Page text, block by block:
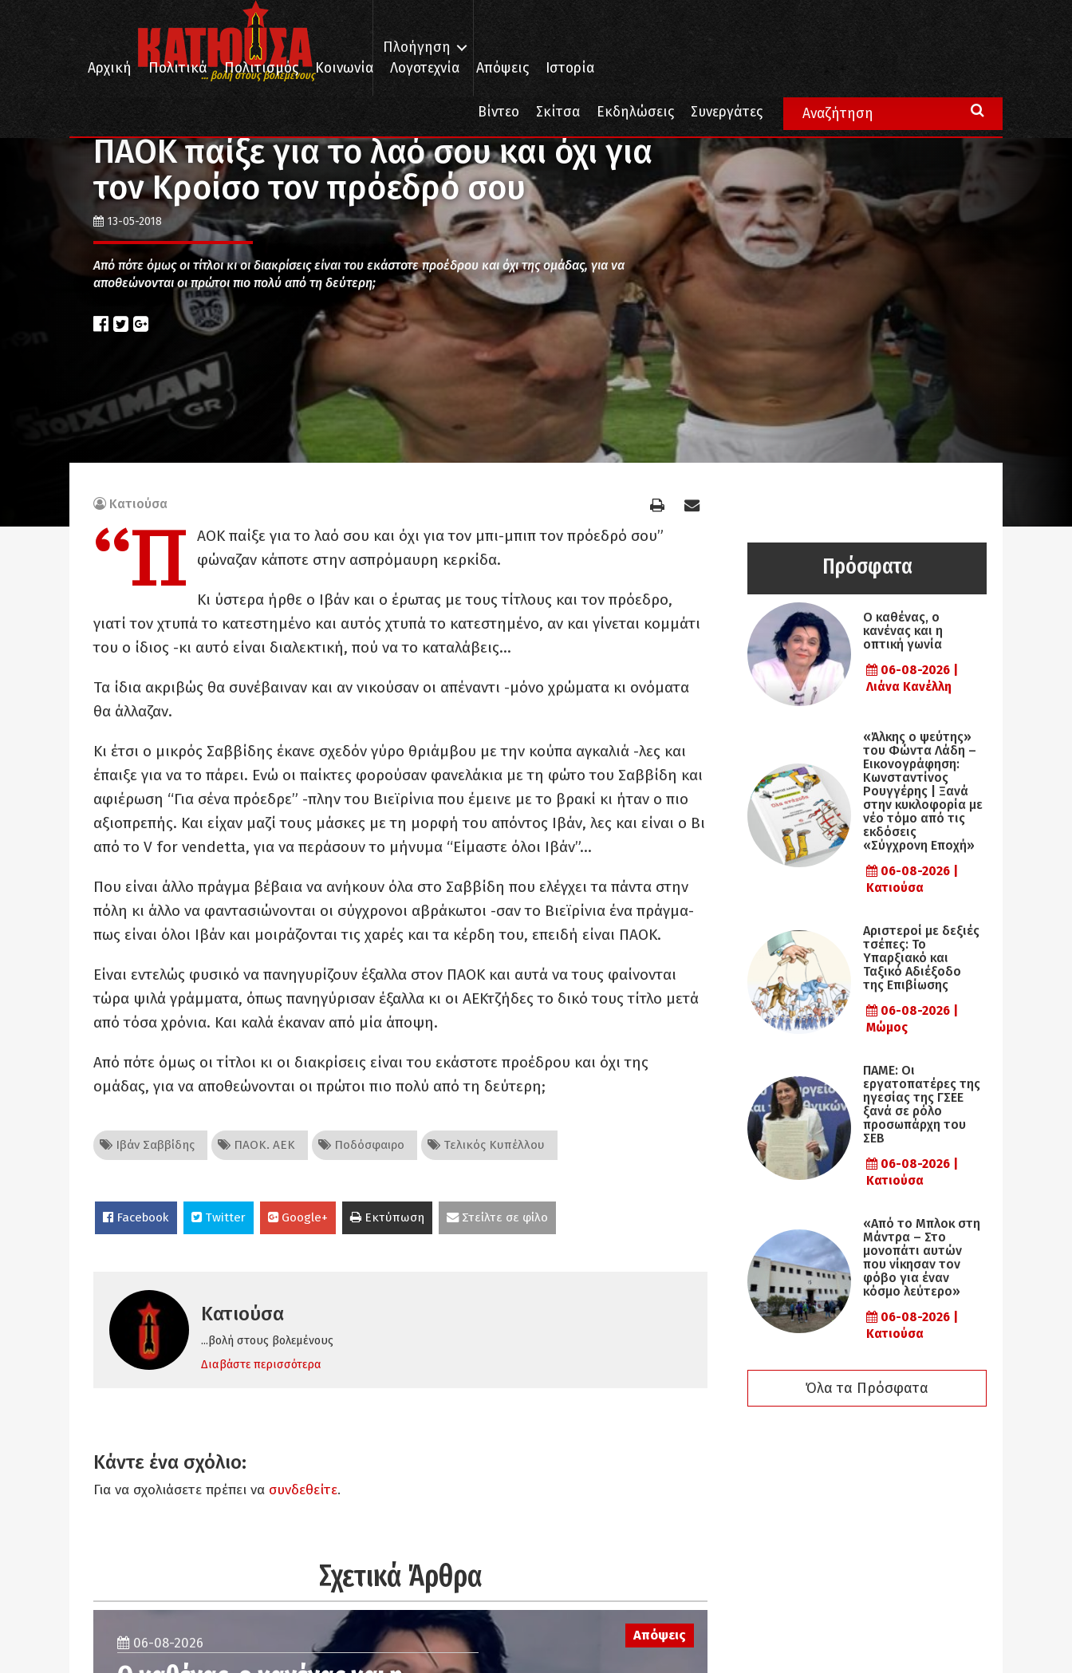
... βολή στους βολεμένους
Πλοήγηση
Αρχική
Πολιτικά Πολιτισμός Κοινωνία Λογοτεχνία Απόψεις Ιστορία
Βίντεο Σκίτσα Εκδηλώσεις Συνεργάτες
Απόψεις ΠΑΟΚ παίξε για το λαό σου και όχι για τον Κροίσο τον πρόεδρό σου
ΠΑΟΚ παίξε για το λαό σου και όχι για
τον Κροίσο τον πρόεδρό σου
13-05-2018
Από πότε όμως οι τίτλοι κι οι διακρίσεις είναι του εκάστοτε προέδρου και όχι της ομάδας, για να
αποθεώνονται οι πρώτοι πιο πολύ από τη δεύτερη;
Κατιούσα
“Π
ΑΟΚ παίξε για το λαό σου και όχι για τον μπι-μπιπ τον πρόεδρό σου”
φώναζαν κάποτε στην ασπρόμαυρη κερκίδα.
Κι ύστερα ήρθε ο Ιβάν και ο έρωτας με τους τίτλους και τον πρόεδρο,
γιατί τον χτυπά το κατεστημένο και αυτός χτυπά το κατεστημένο, αν και γίνεται κομμάτι
του ο ίδιος -κι αυτό είναι διαλεκτική, πού να το καταλάβεις…
Τα ίδια ακριβώς θα συνέβαιναν και αν νικούσαν οι απέναντι -μόνο χρώματα κι ονόματα
θα άλλαζαν.
Κι έτσι ο μικρός Σαββίδης έκανε σχεδόν γύρο θριάμβου με την κούπα αγκαλιά -λες και
έπαιξε για να το πάρει. Ενώ οι παίκτες φορούσαν φανελάκια με τη φώτο του Σαββίδη και
αφιέρωση “Για σένα πρόεδρε” -πλην του Βιεϊρίνια που έμεινε με το βρακί κι ήταν ο πιο
αξιοπρεπής. Και είχαν μαζί τους μάσκες με τη μορφή του απόντος Ιβάν, λες και είναι ο Βι
από το V for vendetta, για να περάσουν το μήνυμα “Είμαστε όλοι Ιβάν”…
Που είναι άλλο πράγμα βέβαια να ανήκουν όλα στο Σαββίδη που ελέγχει τα πάντα στην
πόλη κι άλλο να φαντασιώνονται οι σύγχρονοι αβράκωτοι -σαν το Βιεϊρίνια ένα πράγμα-
πως είναι όλοι Ιβάν και μοιράζονται τις χαρές και τα κέρδη του, επειδή είναι ΠΑΟΚ.
Είναι εντελώς φυσικό να πανηγυρίζουν έξαλλα στον ΠΑΟΚ και αυτά να τους φαίνονται
τώρα ψιλά γράμματα, όπως πανηγύρισαν έξαλλα κι οι ΑΕΚτζήδες το δικό τους τίτλο μετά
από τόσα χρόνια. Και καλά έκαναν από μία άποψη.
Από πότε όμως οι τίτλοι κι οι διακρίσεις είναι του εκάστοτε προέδρου και όχι της
ομάδας, για να αποθεώνονται οι πρώτοι πιο πολύ από τη δεύτερη;
Ιβάν Σαββίδης ΠΑΟΚ. ΑΕΚ Ποδόσφαιρο Τελικός Κυπέλλου
Facebook Twitter Google+ Εκτύπωση Στείλτε σε φίλο
Κατιούσα
...βολή στους βολεμένους
Διαβάστε περισσότερα
Κάντε ένα σχόλιο:
Για να σχολιάσετε πρέπει να συνδεθείτε.
Σχετικά Άρθρα
Απόψεις
06-08-2026
Πρόσφατα
Ο καθένας, ο
κανένας και η
οπτική γωνία
06-08-2026 |
Λιάνα Κανέλλη
«Άλκης ο ψεύτης»
του Φώντα Λάδη –
Εικονογράφηση:
Κωνσταντίνος
Ρουγγέρης | Ξανά
στην κυκλοφορία με
νέο τόμο από τις
εκδόσεις
«Σύγχρονη Εποχή»
06-08-2026 |
Κατιούσα
Αριστεροί με δεξιές
τσέπες: Το
Υπαρξιακό και
Ταξικό Αδιέξοδο
της Επιβίωσης
06-08-2026 |
Μώμος
ΠΑΜΕ: Οι
εργατοπατέρες της
ηγεσίας της ΓΣΕΕ
ξανά σε ρόλο
προσωπάρχη του
ΣΕΒ
06-08-2026 |
Κατιούσα
«Από το Μπλοκ στη
Μάντρα – Στο
μονοπάτι αυτών
που νίκησαν τον
φόβο για έναν
κόσμο λεύτερο»
06-08-2026 |
Κατιούσα
Όλα τα Πρόσφατα